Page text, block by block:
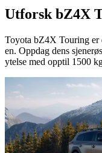
Utforsk bZ4X
Toyota bZ4X Touring er
en. Oppdag dens
ytelse med opptil 1500